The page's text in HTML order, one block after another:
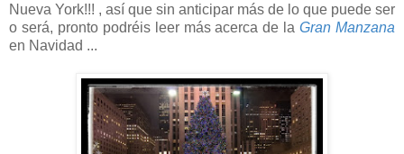
Nueva York!!! , así que sin anticipar más de lo que puede ser
o será, pronto podréis leer más acerca de laGran Manzana
en Navidad ...